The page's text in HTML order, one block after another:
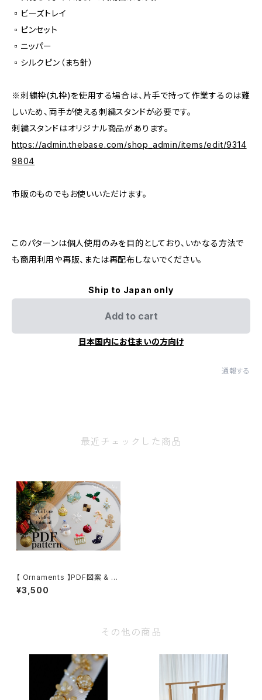
▫️ビーズトレイ
▫️ピンセット
▫️ニッパー
▫️シルクピン（まち針）
※刺繍枠(丸枠)を使用する場合は、片手で持って作業するのは難
しいため、両手が使える刺繍スタンドが必要です。
刺繍スタンドはオリジナル商品があります。
https://admin.thebase.com/shop_admin/items/edit/9314
9804
市販のものでもお使いいただけます。
このパターンは個人使用のみを目的としており、いかなる方法で
も商用利用や再販、または再配布しないでください。
Ship to Japan only
Add to cart
日本国内にお住まいの方向け
通報する
最近チェックした商品
【 Ornaments 】PDF図案 & レ
ッスン動画
¥3,500
その他の商品